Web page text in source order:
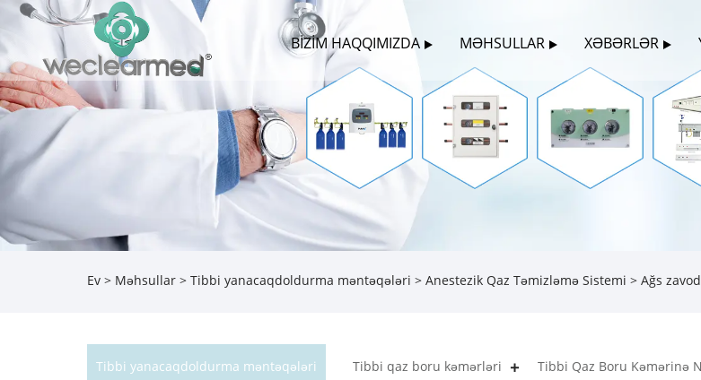
BIZIM HAQQIMIZDA MƏHSULLAR XƏBƏRLƏR
Ev > Məhsullar > Tibbi yanacaqdoldurma məntəqələri > Anestezik Qaz Təmizləmə Sistemi > Ağs
Tibbi yanacaqdoldurma məntəqələri Tibbi qaz boru kəmərləri Tibbi Qaz Boru Kəmərinə